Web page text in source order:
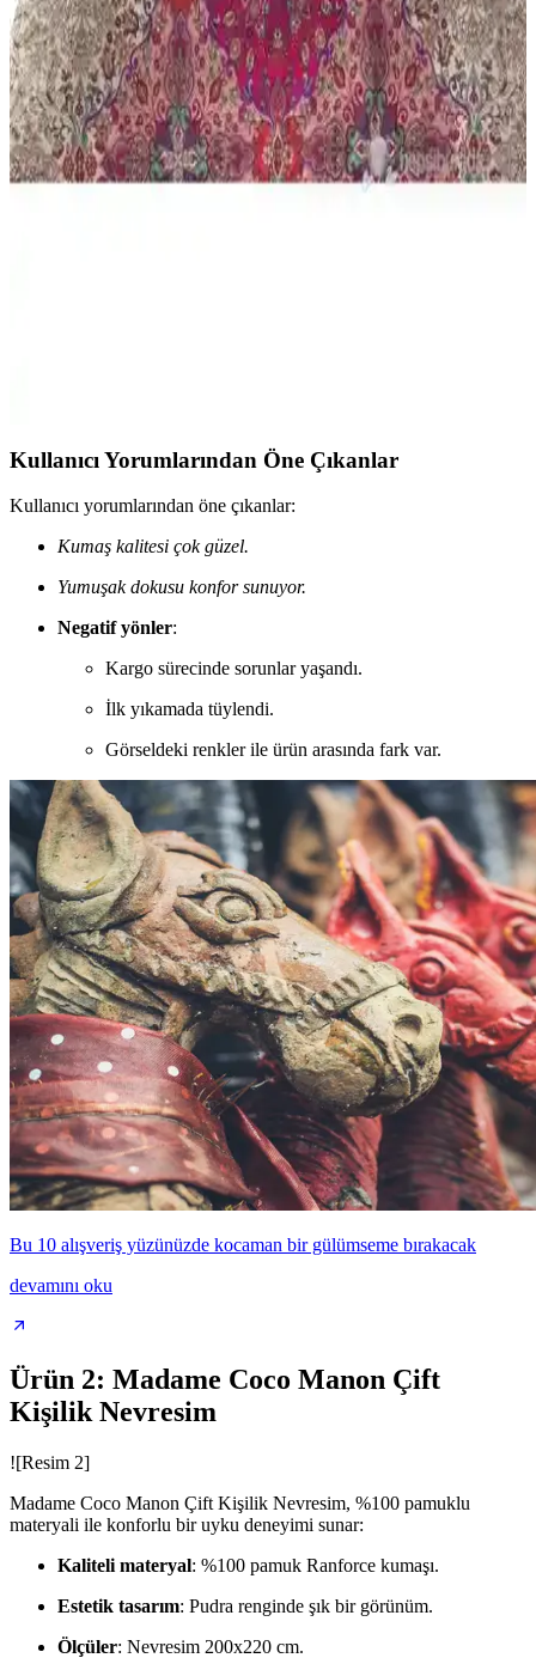
Bu karşılaştırma, My Story Mystory Tulip ile Valezium desenli tek
kişilik nevresim takımları arasındaki farkları boyutlar, lastikli çarşaf
yapısı, kumaş dokusu ve bakım talimatları üzerinden inceler; konfor
ve dayanıklılık odaklı sonuçlar sunar.
Formeya Lastikli Çarşaflı ve Madame Coco Odette
Tek Kişilik Nevresim Takımı Karşılaştırması
İki farklı nevresim takımı detaylı karşılaştırmasıyla kumaş, renk,
Kullanıcı Yorumlarından Öne Çıkanlar
Kullanıcı yorumlarından öne çıkanlar:
Kumaş kalitesi çok güzel.
Yumuşak dokusu konfor sunuyor.
Negatif yönler:
Kargo sürecinde sorunlar yaşandı.
İlk yıkamada tüylendi.
Görseldeki renkler ile ürün arasında fark var.
Bu 10 alışveriş yüzünüzde kocaman bir gülümseme bırakacak
devamını oku
Ürün 2: Madame Coco Manon Çift
Kişilik Nevresim
![Resim 2]
Madame Coco Manon Çift Kişilik Nevresim, %100 pamuklu
materyali ile konforlu bir uyku deneyimi sunar:
Kaliteli materyal: %100 pamuk Ranforce kumaşı.
Estetik tasarım: Pudra renginde şık bir görünüm.
Ölçüler: Nevresim 200x220 cm.